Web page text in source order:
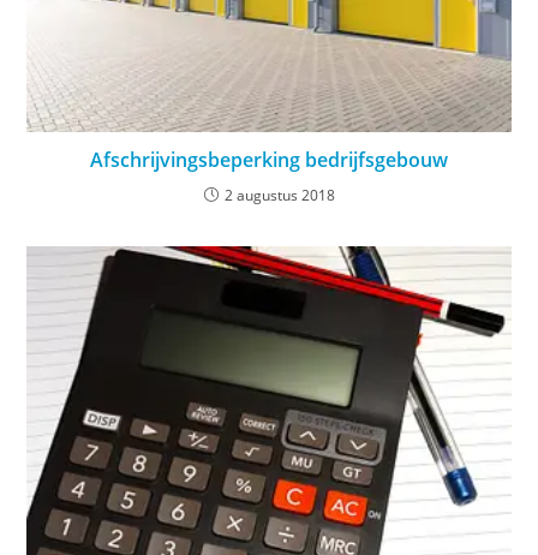
Afschrijvingsbeperking bedrijfsgebouw
2 augustus 2018